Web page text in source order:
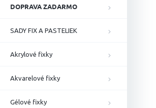
DOPRAVA ZADARMO
SADY FIX A PASTELIEK
Akrylové fixky
Akvarelové fixky
Gélové fixky